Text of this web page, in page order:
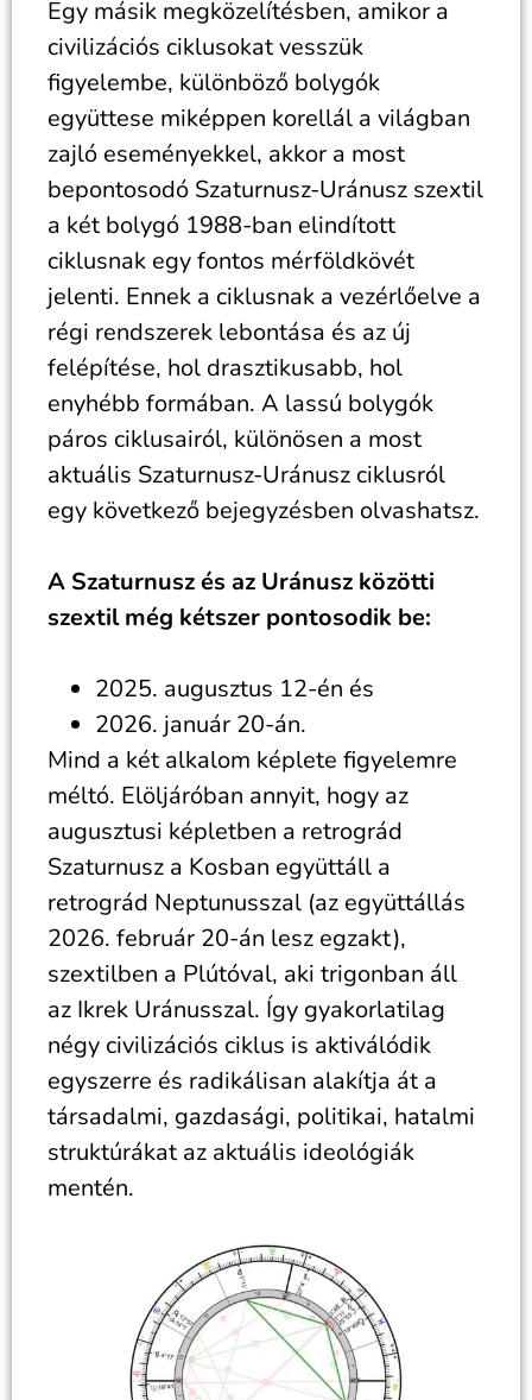
Egy másik megközelítésben, amikor a
civilizációs ciklusokat vesszük
figyelembe, különböző bolygók
együttese miképpen korellál a világban
zajló eseményekkel, akkor a most
bepontosodó Szaturnusz-Uránusz szextil
a két bolygó 1988-ban elindított
ciklusnak egy fontos mérföldkövét
jelenti. Ennek a ciklusnak a vezérlőelve a
régi rendszerek lebontása és az új
felépítése, hol drasztikusabb, hol
enyhébb formában. A lassú bolygók
páros ciklusairól, különösen a most
aktuális Szaturnusz-Uránusz ciklusról
egy következő bejegyzésben olvashatsz.
A Szaturnusz és az Uránusz közötti
szextil még kétszer pontosodik be:
2025. augusztus 12-én és
2026. január 20-án.
Mind a két alkalom képlete figyelemre
méltó. Elöljáróban annyit, hogy az
augusztusi képletben a retrográd
Szaturnusz a Kosban együttáll a
retrográd Neptunusszal (az együttállás
2026. február 20-án lesz egzakt),
szextilben a Plútóval, aki trigonban áll
az Ikrek Uránusszal. Így gyakorlatilag
négy civilizációs ciklus is aktiválódik
egyszerre és radikálisan alakítja át a
társadalmi, gazdasági, politikai, hatalmi
struktúrákat az aktuális ideológiák
mentén.